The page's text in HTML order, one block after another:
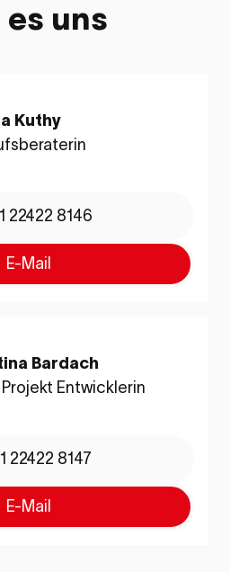
es uns
Kuthy
22422 8146
E-Mail
Bardach
Entwicklerin
22422 8147
E-Mail